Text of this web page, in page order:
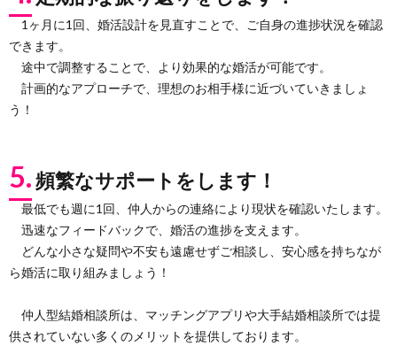
1ヶ月に1回、婚活設計を見直すことで、ご自身の進捗状況を確認
できます。
途中で調整することで、より効果的な婚活が可能です。
計画的なアプローチで、理想のお相手様に近づいていきましょ
う！
5.頻繁なサポートをします！
最低でも週に1回、仲人からの連絡により現状を確認いたします。
迅速なフィードバックで、婚活の進捗を支えます。
どんな小さな疑問や不安も遠慮せずご相談し、安心感を持ちなが
ら婚活に取り組みましょう！
仲人型結婚相談所は、マッチングアプリや大手結婚相談所では提
供されていない多くのメリットを提供しております。